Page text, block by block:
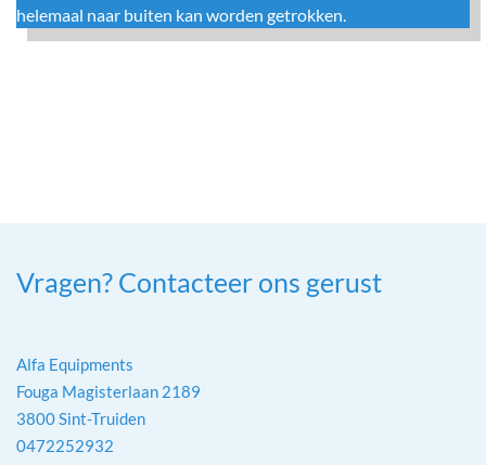
helemaal naar buiten kan worden getrokken.
Vragen? Contacteer ons gerust
Alfa Equipments
Fouga Magisterlaan 2189
3800 Sint-Truiden
0472252932